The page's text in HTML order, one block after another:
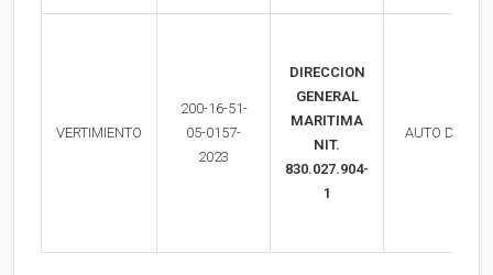
VERTIMIENTO
200-16-51-
05-0157-
2023
DIRECCION
GENERAL
MARITIMA
NIT.
830.027.904-
1
AUTO DE